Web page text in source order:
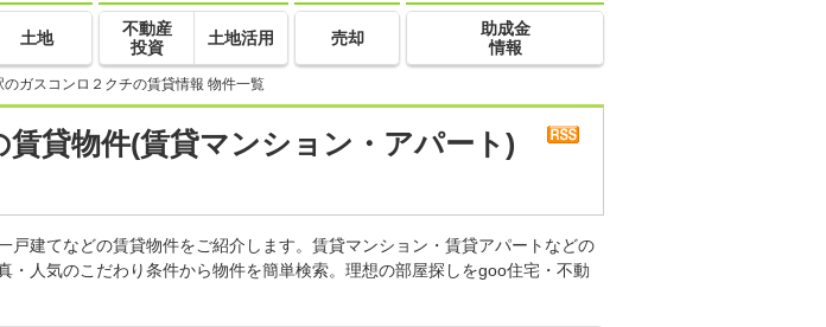
土地
不動産
投資
土地活用 売却
助成金
情報
のガスコンロ２クチの賃貸情報 物件一覧
貸物件(賃貸マンション・アパート)
建てなどの賃貸物件をご紹介します。賃貸マンション・賃貸アパートなどの
人気のこだわり条件から物件を簡単検索。理想の部屋探しをgoo住宅・不動